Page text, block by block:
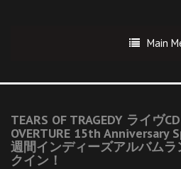
Main
TEARS OF TRAGEDY ライヴ
OVERTURE 15th Anniversary
週間インディーズアルバム
クイン！